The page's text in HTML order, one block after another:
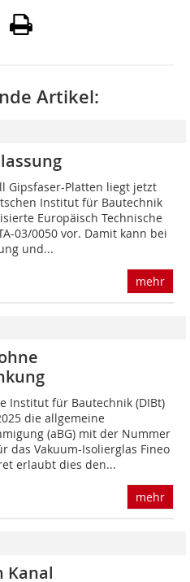
Artikel:
Gipsfaser-Platten liegt jetzt
Institut für Bautechnik
Europäisch Technische
03/0050 vor. Damit kann bei
und...
mehr
Institut für Bautechnik (DIBt)
die allgemeine
(aBG) mit der Nummer
das Vakuum-Isolierglas Fineo
erlaubt dies den...
mehr
Kanal